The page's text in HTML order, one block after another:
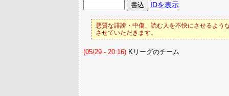
IDを表示
悪質な誹謗・中傷、読む人を不快にさせるよう
させていただきます。
(05/29 - 20:16) Kリーグのチーム